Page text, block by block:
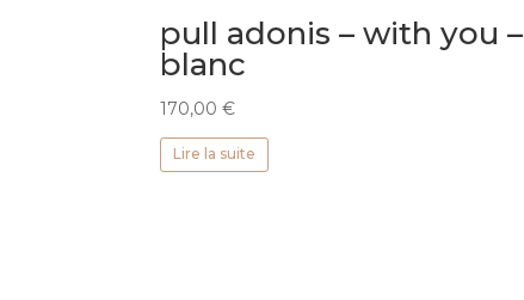
pull adonis – with you –
blanc
170,00€
Lire la suite